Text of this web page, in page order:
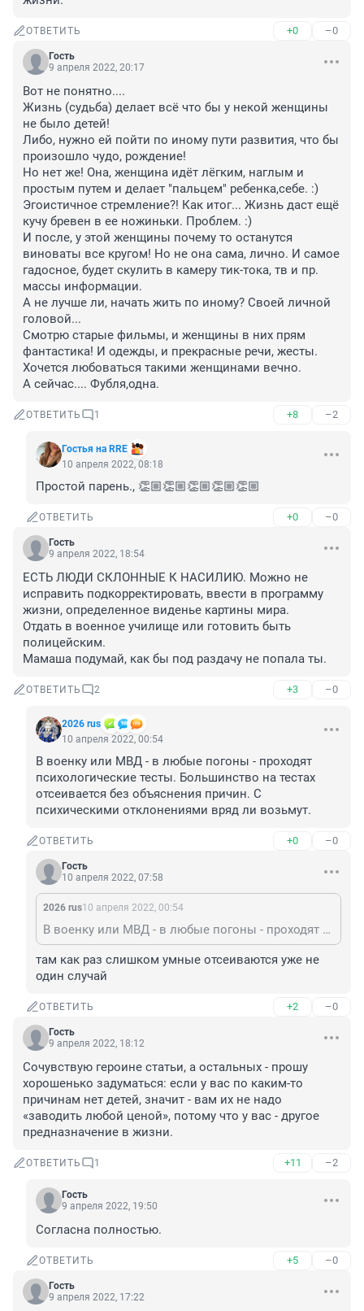
ОТВЕТИТЬ +0 –0
Гость
9 апреля 2022, 20:17
Вот не понятно....
Жизнь (судьба) делает всё что бы у некой женщины
не было детей!
Либо, нужно ей пойти по иному пути развития, что бы
произошло чудо, рождение!
Но нет же! Она, женщина идёт лёгким, наглым и
простым путем и делает "пальцем" ребенка,себе. :)
Эгоистичное стремление?! Как итог... Жизнь даст ещё
кучу бревен в ее ножиньки. Проблем. :)
И после, у этой женщины почему то останутся
виноваты все кругом! Но не она сама, лично. И самое
гадосное, будет скулить в камеру тик-тока, тв и пр.
массы информации.
А не лучше ли, начать жить по иному? Своей личной
головой...
Смотрю старые фильмы, и женщины в них прям
фантастика! И одежды, и прекрасные речи, жесты.
Хочется любоваться такими женщинами вечно.
А сейчас.... Фубля,одна.
ОТВЕТИТЬ 1 +8 –2
Гостья на RRE
10 апреля 2022, 08:18
Простой парень., 👏🏼👏🏼👏🏼👏🏼👏🏼
ОТВЕТИТЬ +0 –0
Гость
9 апреля 2022, 18:54
ЕСТЬ ЛЮДИ СКЛОННЫЕ К НАСИЛИЮ. Можно не
исправить подкорректировать, ввести в программу
жизни, определенное виденье картины мира.
Отдать в военное училище или готовить быть
полицейским.
Мамаша подумай, как бы под раздачу не попала ты.
ОТВЕТИТЬ 2 +3 –0
2026 rus
10 апреля 2022, 00:54
В военку или МВД - в любые погоны - проходят
психологические тесты. Большинство на тестах
отсеивается без объяснения причин. С
психическими отклонениями вряд ли возьмут.
ОТВЕТИТЬ +0 –0
Гость
10 апреля 2022, 07:58
2026 rus10 апреля 2022, 00:54
В военку или МВД - в любые погоны - проходят психологические тесты. Большинство на тестах отсеивается без объяснения причин. С психическими отклонениями вряд ли возьмут.
там как раз слишком умные отсеиваются уже не
один случай
ОТВЕТИТЬ +2 –0
Гость
9 апреля 2022, 18:12
Сочувствую героине статьи, а остальных - прошу
хорошенько задуматься: если у вас по каким-то
причинам нет детей, значит - вам их не надо
«заводить любой ценой», потому что у вас - другое
предназначение в жизни.
ОТВЕТИТЬ 1 +11 –2
Гость
9 апреля 2022, 19:50
Согласна полностью.
ОТВЕТИТЬ +5 –0
Гость
9 апреля 2022, 17:22